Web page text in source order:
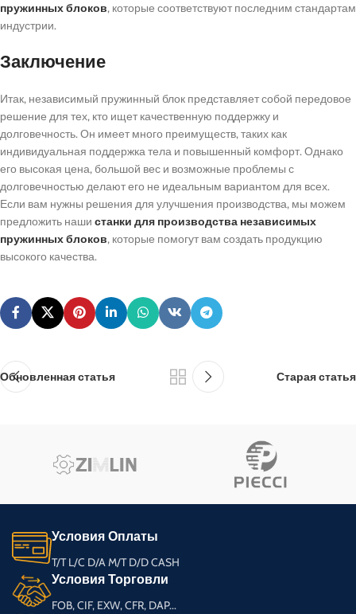
пружинных блоков, которые соответствуют последним стандартам
индустрии.
Заключение
Итак, независимый пружинный блок представляет собой передовое
решение для тех, кто ищет качественную поддержку и
долговечность. Он имеет много преимуществ, таких как
индивидуальная поддержка тела и повышенный комфорт. Однако
его высокая цена, большой вес и возможные проблемы с
долговечностью делают его не идеальным вариантом для всех.
Если вам нужны решения для улучшения производства, мы можем
предложить наши станки для производства независимых
пружинных блоков, которые помогут вам создать продукцию
высокого качества.
Обновленная статья Старая статья
Условия Оплаты
T/T L/C D/A M/T D/D CASH
Условия Торговли
FOB, CIF, EXW, CFR, DAP...